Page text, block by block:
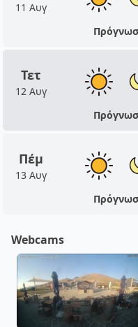
11 Αυγ
Τετ
12 Αυγ
Πέμ
13 Αυγ
Webcams